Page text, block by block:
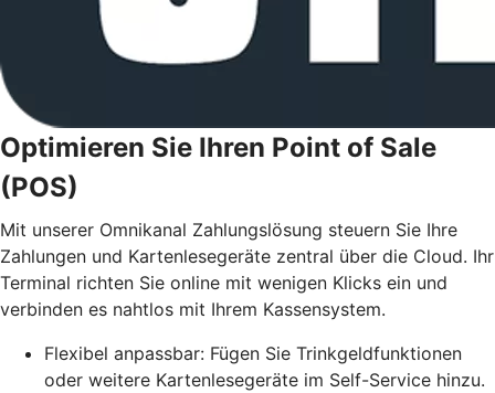
Optimieren Sie Ihren Point of Sale
(POS)
Mit unserer Omnikanal Zahlungslösung steuern Sie Ihre
Zahlungen und Kartenlesegeräte zentral über die Cloud. Ihr
Terminal richten Sie online mit wenigen Klicks ein und
verbinden es nahtlos mit Ihrem Kassensystem.
Flexibel anpassbar: Fügen Sie Trinkgeldfunktionen
oder weitere Kartenlesegeräte im Self-Service hinzu.